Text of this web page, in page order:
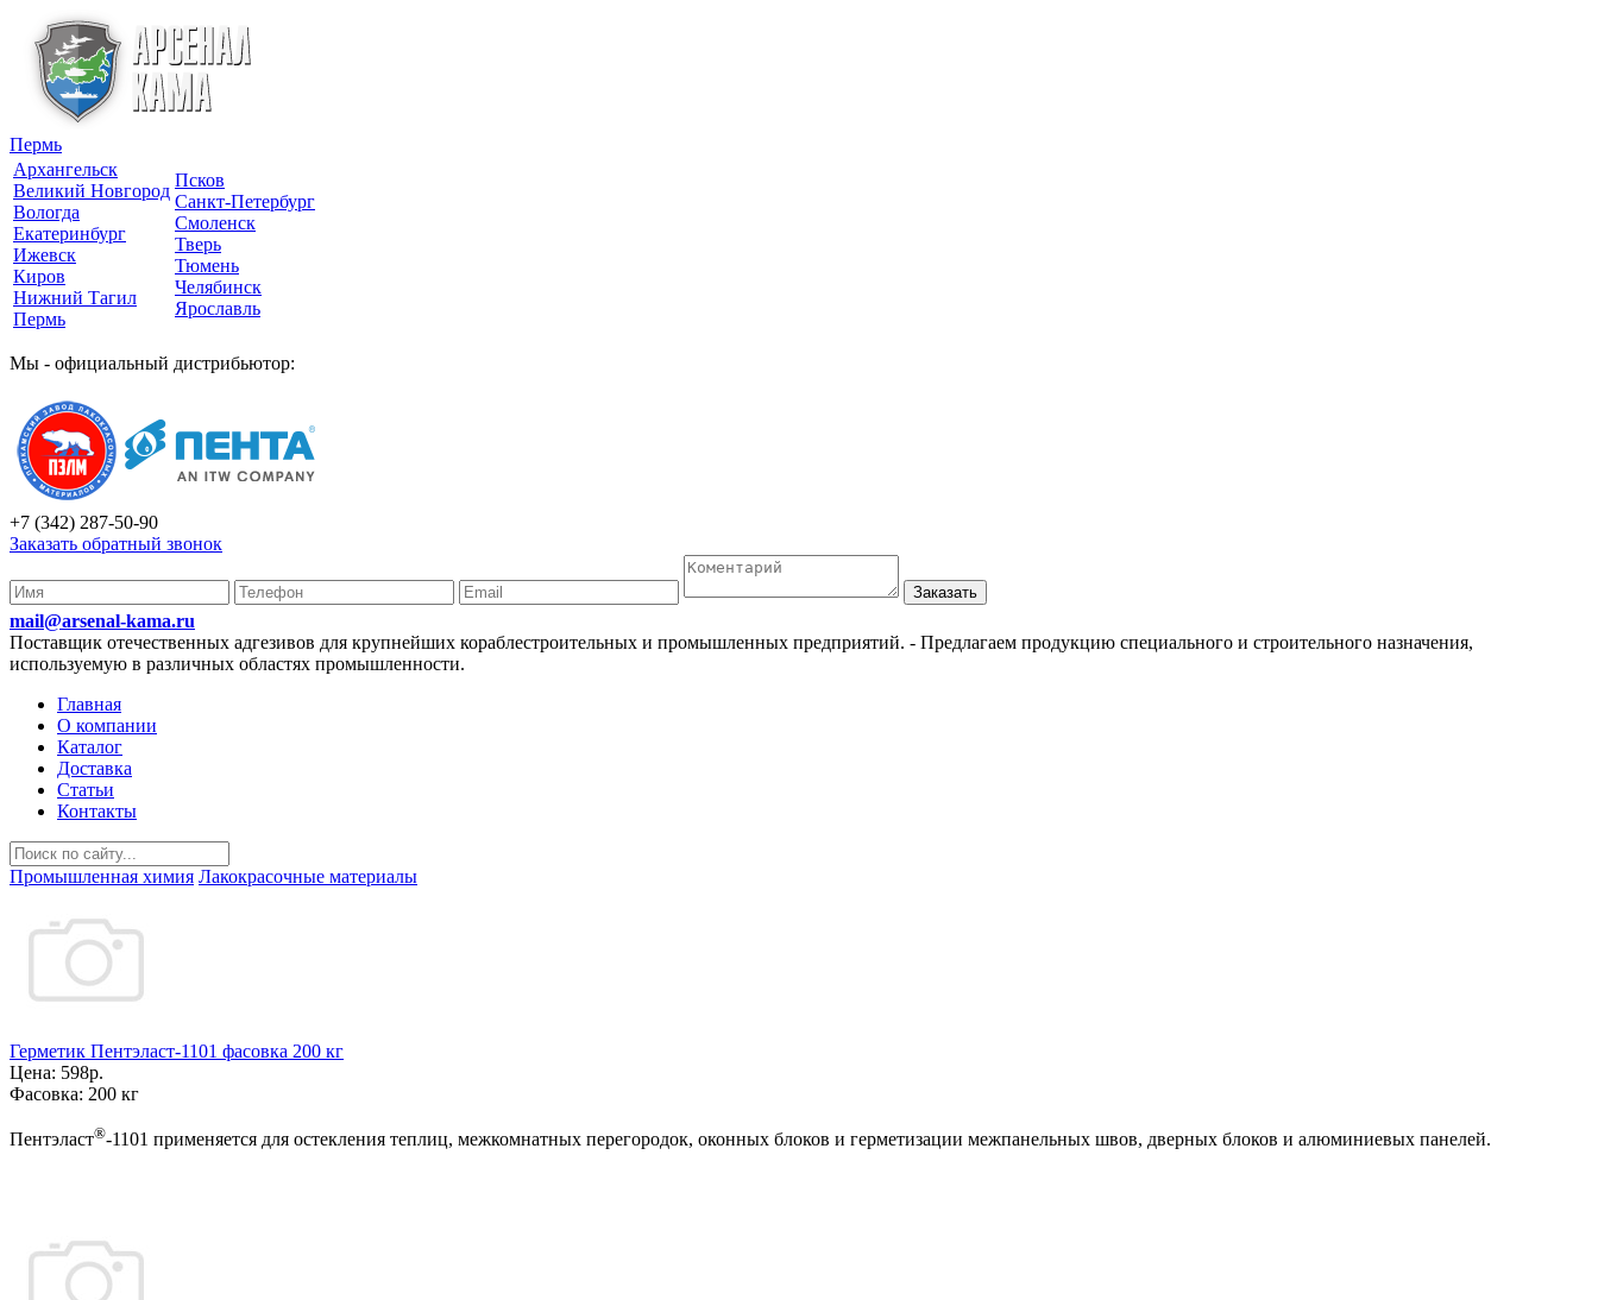
Пермь
Архангельск
Великий Новгород
Вологда
Екатеринбург
Ижевск
Киров
Нижний Тагил
Пермь
Псков
Санкт-Петербург
Смоленск
Тверь
Тюмень
Челябинск
Ярославль
Мы - официальный дистрибьютор:
+7 (342) 287-50-90
Заказать обратный звонок
Заказать
mail@arsenal-kama.ru
Поставщик отечественных адгезивов для крупнейших кораблестроительных и промышленных предприятий. - Предлагаем продукцию специального и строительного назначения,
используемую в различных областях промышленности.
Главная
О компании
Каталог
Доставка
Статьи
Контакты
Промышленная химия Лакокрасочные материалы
Герметик Пентэласт-1101 фасовка 200 кг
Цена: 598р.
Фасовка: 200 кг
Пентэласт®-1101 применяется для остекления теплиц, межкомнатных перегородок, оконных блоков и герметизации межпанельных швов, дверных блоков и алюминиевых панелей.